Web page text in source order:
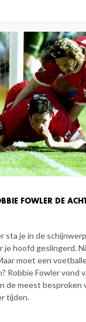
FOWLER DE
sta je in de
je hoofd geslingerd.
moet een
Robbie Fowler vond
de meest besproken
tijden.